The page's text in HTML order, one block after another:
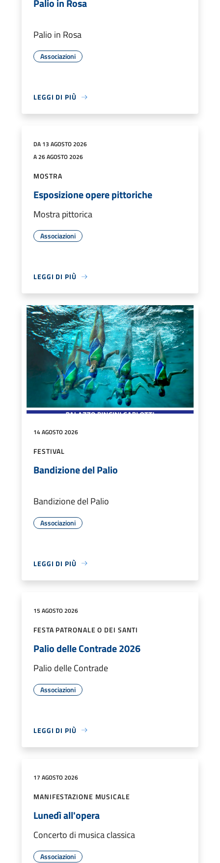
Palio in Rosa
Palio in Rosa
Associazioni
LEGGI DI PIÙ
DA 13 AGOSTO 2026
A 26 AGOSTO 2026
MOSTRA
Esposizione opere pittoriche
Mostra pittorica
Associazioni
LEGGI DI PIÙ
14 AGOSTO 2026
FESTIVAL
Bandizione del Palio
Bandizione del Palio
Associazioni
LEGGI DI PIÙ
15 AGOSTO 2026
FESTA PATRONALE O DEI SANTI
Palio delle Contrade 2026
Palio delle Contrade
Associazioni
LEGGI DI PIÙ
17 AGOSTO 2026
MANIFESTAZIONE MUSICALE
Lunedì all'opera
Concerto di musica classica
Associazioni